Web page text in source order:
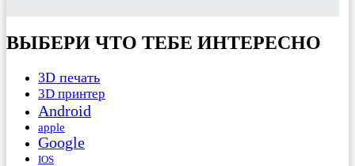
ВЫБЕРИ ЧТО ТЕБЕ ИНТЕРЕСНО
3D печать
3D принтер
Android
apple
Google
IOS